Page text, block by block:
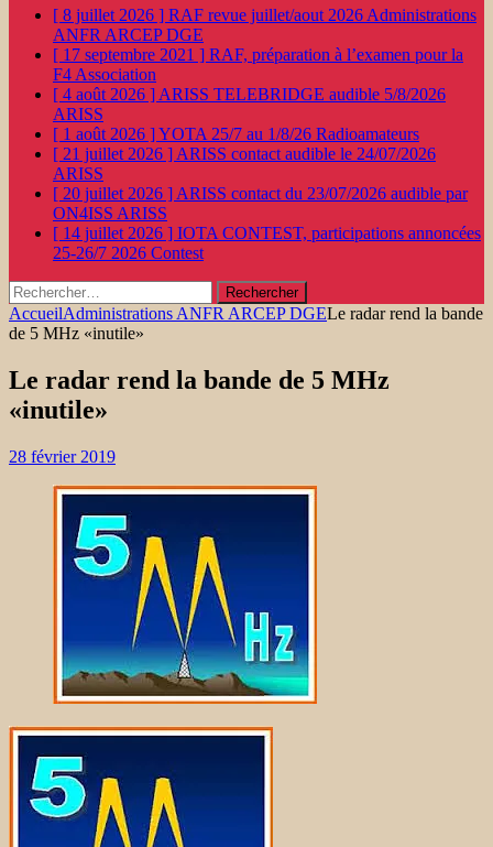
[ 8 juillet 2026 ] RAF revue juillet/aout 2026 Administrations
ANFR ARCEP DGE
[ 17 septembre 2021 ] RAF, préparation à l’examen pour la
F4 Association
[ 4 août 2026 ] ARISS TELEBRIDGE audible 5/8/2026
ARISS
[ 1 août 2026 ]YOTA 25/7 au 1/8/26 Radioamateurs
[ 21 juillet 2026 ] ARISS contact audible le 24/07/2026
ARISS
[ 20 juillet 2026 ] ARISS contact du 23/07/2026 audible par
ON4ISS ARISS
[ 14 juillet 2026 ] IOTA CONTEST, participations annoncées
25-26/7 2026 Contest
Rechercher :
AccueilAdministrations ANFR ARCEP DGELe radar rend la bande
de 5 MHz «inutile»
Le radar rend la bande de 5 MHz
«inutile»
28 février 2019